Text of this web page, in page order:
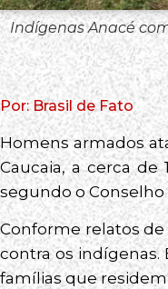
Indígenas Anacé
Por: Brasil de Fato
Homens armados
Caucaia, a cerca de
segundo o Conselho
Conforme relatos de
contra os indígenas.
famílias que residem